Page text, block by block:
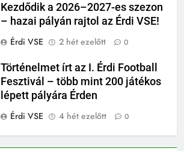
Kezdődik a 2026–2027-es szezon
– hazai pályán rajtol az Érdi VSE!
Érdi VSE
2 hét ezelőtt 0
Történelmet írt az I. Érdi Football
Fesztivál – több mint 200 játékos
lépett pályára Érden
Érdi VSE
4 hét ezelőtt 0